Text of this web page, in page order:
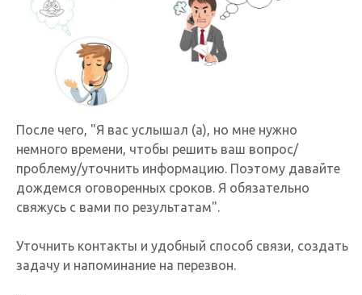
После чего, "Я вас услышал (а), но мне нужно
немного времени, чтобы решить ваш вопрос/
проблему/уточнить информацию. Поэтому давайте
дождемся оговоренных сроков. Я обязательно
свяжусь с вами по результатам".
Уточнить контакты и удобный способ связи, создать
задачу и напоминание на перезвон.